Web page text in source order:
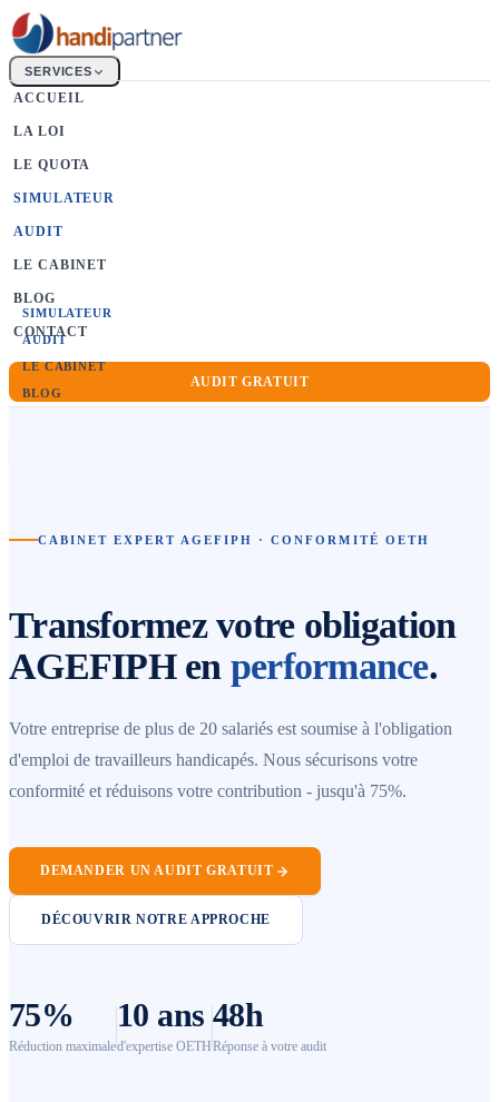
SERVICES
Le Quota
Secteur public
SIMULATEUR
AUDIT
LE CABINET
BLOG
ACCUEIL
LA LOI
LE QUOTA
SIMULATEUR
AUDIT
LE CABINET
BLOG
CONTACT
AUDIT GRATUIT
CABINET EXPERT AGEFIPH · CONFORMITÉ OETH
Transformez votre obligation
AGEFIPH en performance.
Votre entreprise de plus de 20 salariés est soumise à l'obligation
d'emploi de travailleurs handicapés. Nous sécurisons votre
conformité et réduisons votre contribution - jusqu'à 75%.
DEMANDER UN AUDIT GRATUIT
DÉCOUVRIR NOTRE APPROCHE
75%
Réduction maximale
10 ans
d'expertise OETH
48h
Réponse à votre audit